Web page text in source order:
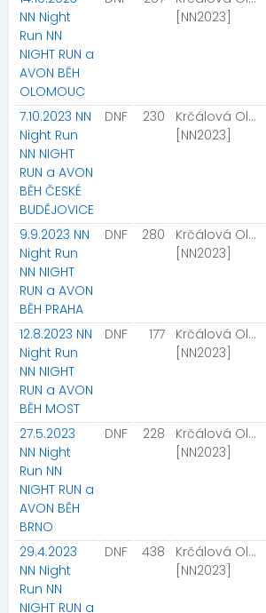
NN Night
Run NN
NIGHT RUN a
AVON BĚH
OLOMOUC
[NN2023]
7.10.2023 NN
Night Run
NN NIGHT
RUN a AVON
BĚH ČESKÉ
BUDĚJOVICE
DNF 230
Krčálová Olga
[NN2023]
9.9.2023 NN
Night Run
NN NIGHT
RUN a AVON
BĚH PRAHA
DNF 280
Krčálová Olga
[NN2023]
12.8.2023 NN
Night Run
NN NIGHT
RUN a AVON
BĚH MOST
DNF 177
Krčálová Olga
[NN2023]
27.5.2023
NN Night
Run NN
NIGHT RUN a
AVON BĚH
BRNO
DNF 228
Krčálová Olga
[NN2023]
29.4.2023
NN Night
Run NN
NIGHT RUN a
DNF 438
Krčálová Olga
[NN2023]